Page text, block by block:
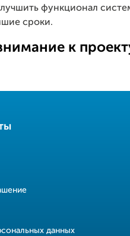
функционал
сроки.
к
данных